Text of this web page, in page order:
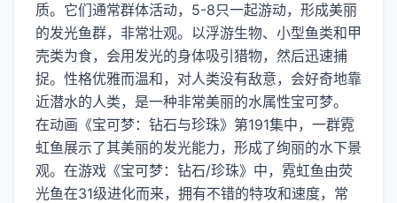
质。它们通常群体活动，5-8只一起游动，形成美丽
的发光鱼群，非常壮观。以浮游生物、小型鱼类和甲
壳类为食，会用发光的身体吸引猎物，然后迅速捕
捉。性格优雅而温和，对人类没有敌意，会好奇地靠
近潜水的人类，是一种非常美丽的水属性宝可梦。
在动画《宝可梦：钻石与珍珠》第191集中，一群霓
虹鱼展示了其美丽的发光能力，形成了绚丽的水下景
观。在游戏《宝可梦：钻石/珍珠》中，霓虹鱼由荧
光鱼在31级进化而来，拥有不错的特攻和速度，常